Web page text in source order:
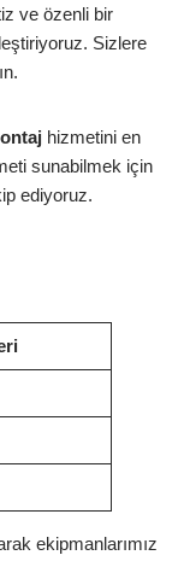
ve özenli bir
Sizlere
hizmetini en
sunabilmek için
ediyoruz.
ekipmanlarımız